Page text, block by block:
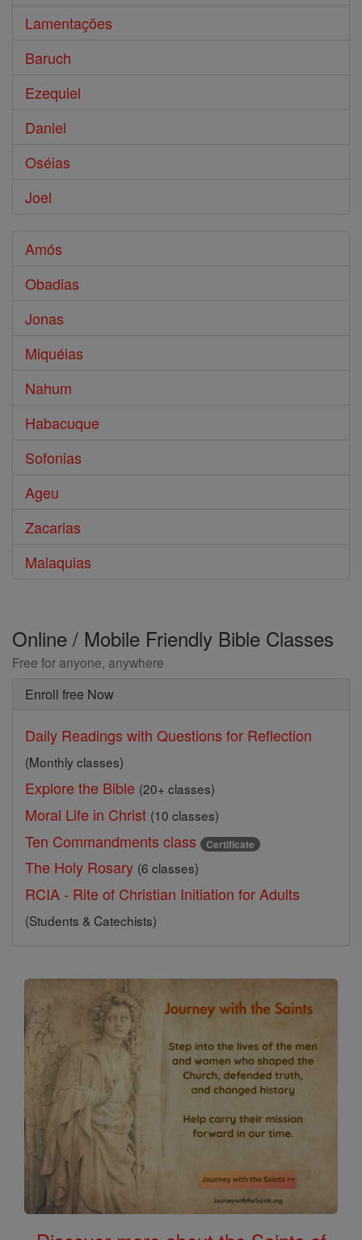
Lamentações
Baruch
Ezequiel
Daniel
Oséias
Joel
Amós
Obadias
Jonas
Miquéias
Nahum
Habacuque
Sofonias
Ageu
Zacarias
Malaquias
Online / Mobile Friendly Bible Classes
Free for anyone, anywhere
Enroll free Now
Daily Readings with Questions for Reflection
(Monthly classes)
Explore the Bible (20+ classes)
Moral Life in Christ (10 classes)
Ten Commandments class Certificate
The Holy Rosary (6 classes)
RCIA - Rite of Christian Initiation for Adults
(Students & Catechists)